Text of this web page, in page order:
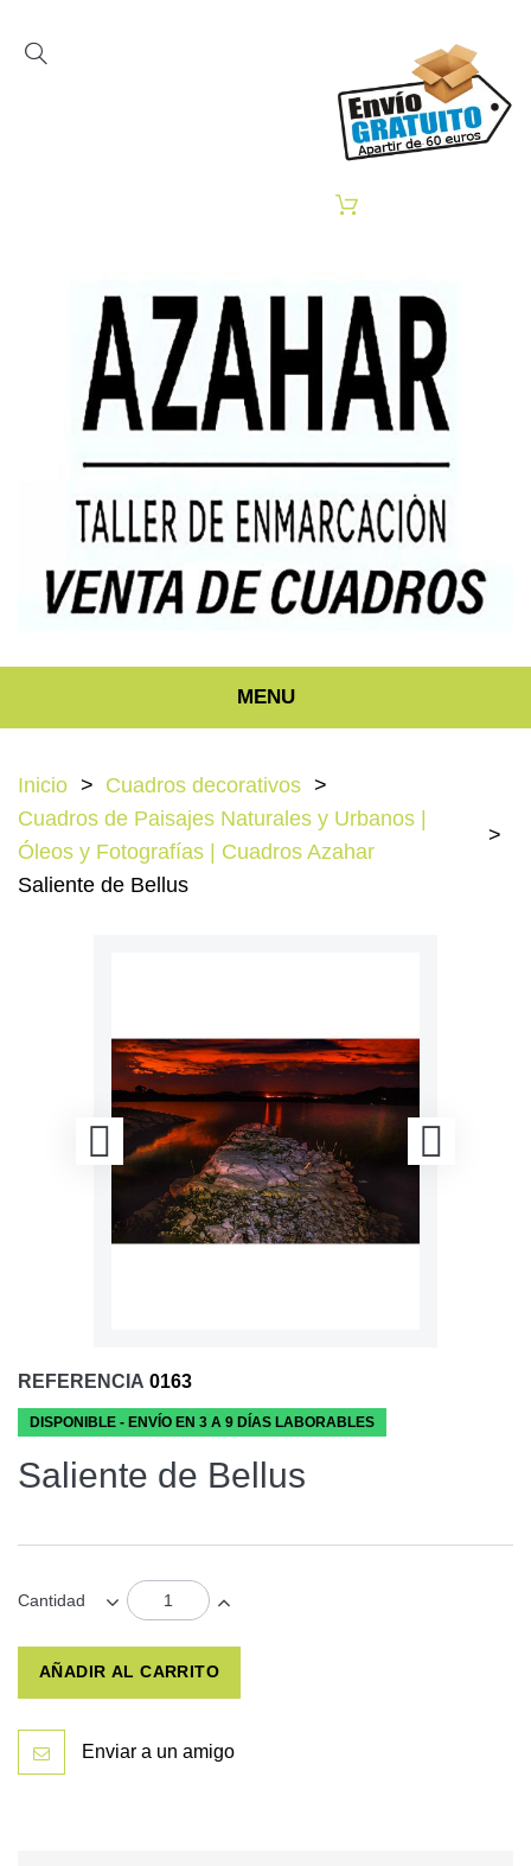
MENU
Inicio
Cuadros decorativos
Cuadros de Paisajes Naturales y Urbanos |
Óleos y Fotografías | Cuadros Azahar
Saliente de Bellus
REFERENCIA 0163
DISPONIBLE - ENVÍO EN 3 A 9 DÍAS LABORABLES
Saliente de Bellus
Cantidad
AÑADIR AL CARRITO
Enviar a un amigo